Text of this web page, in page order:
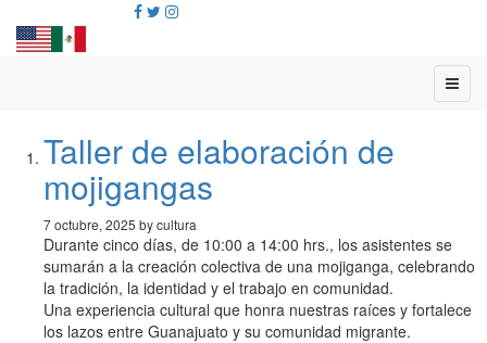
Taller de elaboración de
mojigangas
7 octubre, 2025 by cultura
Durante cinco días, de 10:00 a 14:00 hrs., los asistentes se
sumarán a la creación colectiva de una mojiganga, celebrando
la tradición, la identidad y el trabajo en comunidad.
Una experiencia cultural que honra nuestras raíces y fortalece
los lazos entre Guanajuato y su comunidad migrante.